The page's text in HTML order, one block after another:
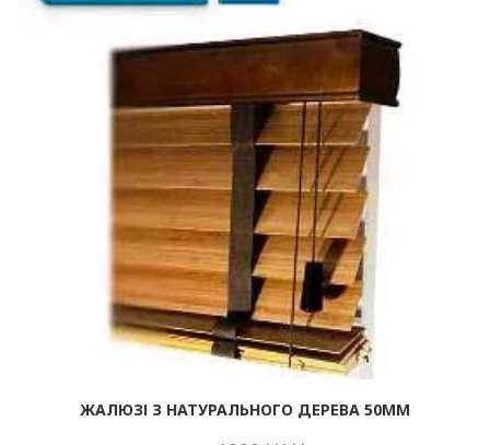
ЖАЛЮЗІ З НАТУРАЛЬНОГО ДЕРЕВА 50ММ